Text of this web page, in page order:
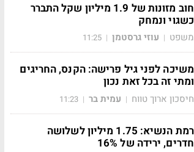
חוב מזונות של 1.9 מיליון שקל התברר
כשגוי ונמחק
משפט | עוזי גרסטמן |
11:25
משיכה לפני גיל פרישה: הקנס, החריגים
ומתי זה בכל זאת נכון
חיסכון ארוך טווח | עמית בר |
11:23
רמת הנשיא: 1.75 מיליון לשלושה
חדרים, ירידה של 16%